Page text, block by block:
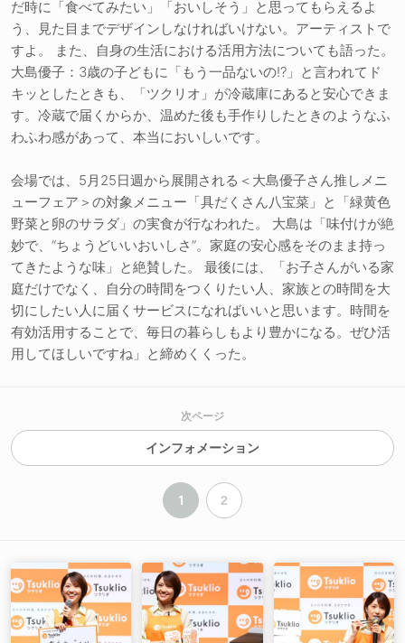
だ時に「食べてみたい」「おいしそう」と思ってもらえるよ
う、見た目までデザインしなければいけない。アーティストで
すよ。 また、自身の生活における活用方法についても語った。
大島優子：3歳の子どもに「もう一品ないの!?」と言われてド
キッとしたときも、「ツクリオ」が冷蔵庫にあると安心できま
す。冷蔵で届くからか、温めた後も手作りしたときのようなふ
わふわ感があって、本当においしいです。
会場では、5月25日週から展開される＜大島優子さん推しメニ
ューフェア＞の対象メニュー「具だくさん八宝菜」と「緑黄色
野菜と卵のサラダ」の実食が行なわれた。 大島は「味付けが絶
妙で、“ちょうどいいおいしさ”。家庭の安心感をそのまま持っ
てきたような味」と絶賛した。 最後には、「お子さんがいる家
庭だけでなく、自分の時間をつくりたい人、家族との時間を大
切にしたい人に届くサービスになればいいと思います。時間を
有効活用することで、毎日の暮らしもより豊かになる。ぜひ活
用してほしいですね」と締めくくった。
次ページ
インフォメーション
1 2